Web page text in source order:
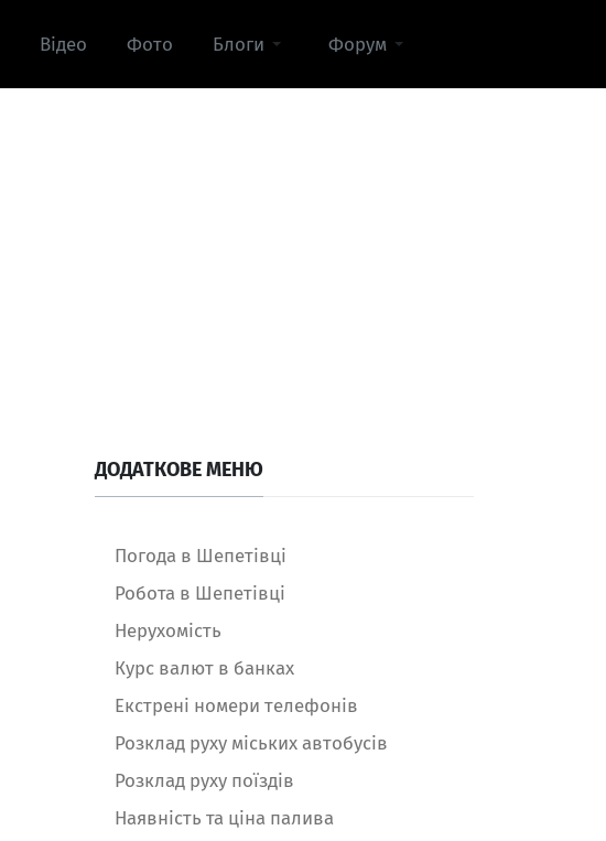
Відео Фото Блоги Форум
ДОДАТКОВЕ МЕНЮ
Погода в Шепетівці
Робота в Шепетівці
Нерухомість
Курс валют в банках
Екстрені номери телефонів
Розклад руху міських автобусів
Розклад руху поїздів
Наявність та ціна палива